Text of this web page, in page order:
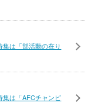
集は「部活動の在り
集は「AFCチャンピ